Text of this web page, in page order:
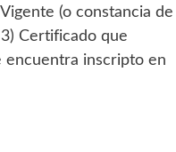
(o constancia de
Certificado que
encuentra inscripto en